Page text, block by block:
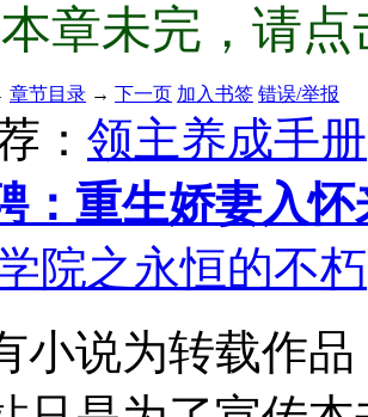
本章未完，请
章节目录 → 下一页 加入书签 错误/举报
： 领主养成手册
：重生娇妻入怀
院之永恒的不朽
小说为转载作